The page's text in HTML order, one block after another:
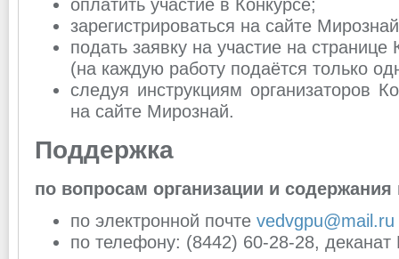
оплатить участие в Конкурсе;
зарегистрироваться на сайте
подать заявку на участие на странице
(на каждую работу подаётся только
следуя инструкциям организаторов
на сайте Мирознай.
Поддержка
по вопросам организации и содержания
по электронной почте vedvgpu@mail.ru
по телефону: (8442) 60-28-28,